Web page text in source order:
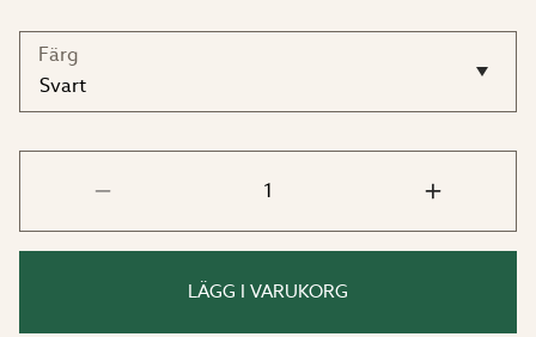
Tillverkad i Storbritannien med fokus på kvalitet,
hållbarhet och lång livslängd. Konstruktionen är
dessutom utformad för att kunna repareras och
underhållas vid behov, vilket gör den till ett hållbart val
Passar följande växthus från Green
Room:
Färg
LÄGG I VARUKORG